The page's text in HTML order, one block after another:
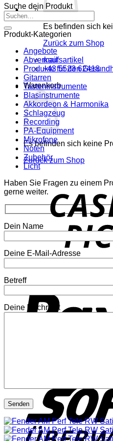
Es befinden sich
Zurück zum Shop
mail
+43 5523 62418
Warenkorb
Es befinden sich keine
Zurück zum Shop
Suche dein Produkt
Suchen
nach:
Produkt-Kategorien
Angebote
Abverkaufsartikel
Produkte für den
Gitarren
Tasteninstrumente
Blasinstrumente
Akkordeon & Harmonika
Schlagzeug
Recording
PA-Equipment
Mikrofone
Noten
Zubehör
Licht
Haben Sie Fragen zu einem
gerne weiter.
Dein Name
Deine E-Mail-Adresse
Betreff
Deine Nachricht